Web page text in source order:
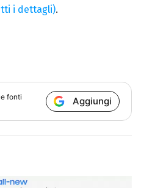
i dettagli).
fonti
Aggiungi